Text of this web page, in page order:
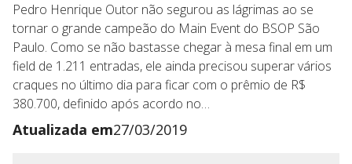
Pedro Henrique Outor não segurou as lágrimas ao se
tornar o grande campeão do Main Event do BSOP São
Paulo. Como se não bastasse chegar à mesa final em um
field de 1.211 entradas, ele ainda precisou superar vários
craques no último dia para ficar com o prêmio de R$
380.700, definido após acordo no…
Atualizada em27/03/2019